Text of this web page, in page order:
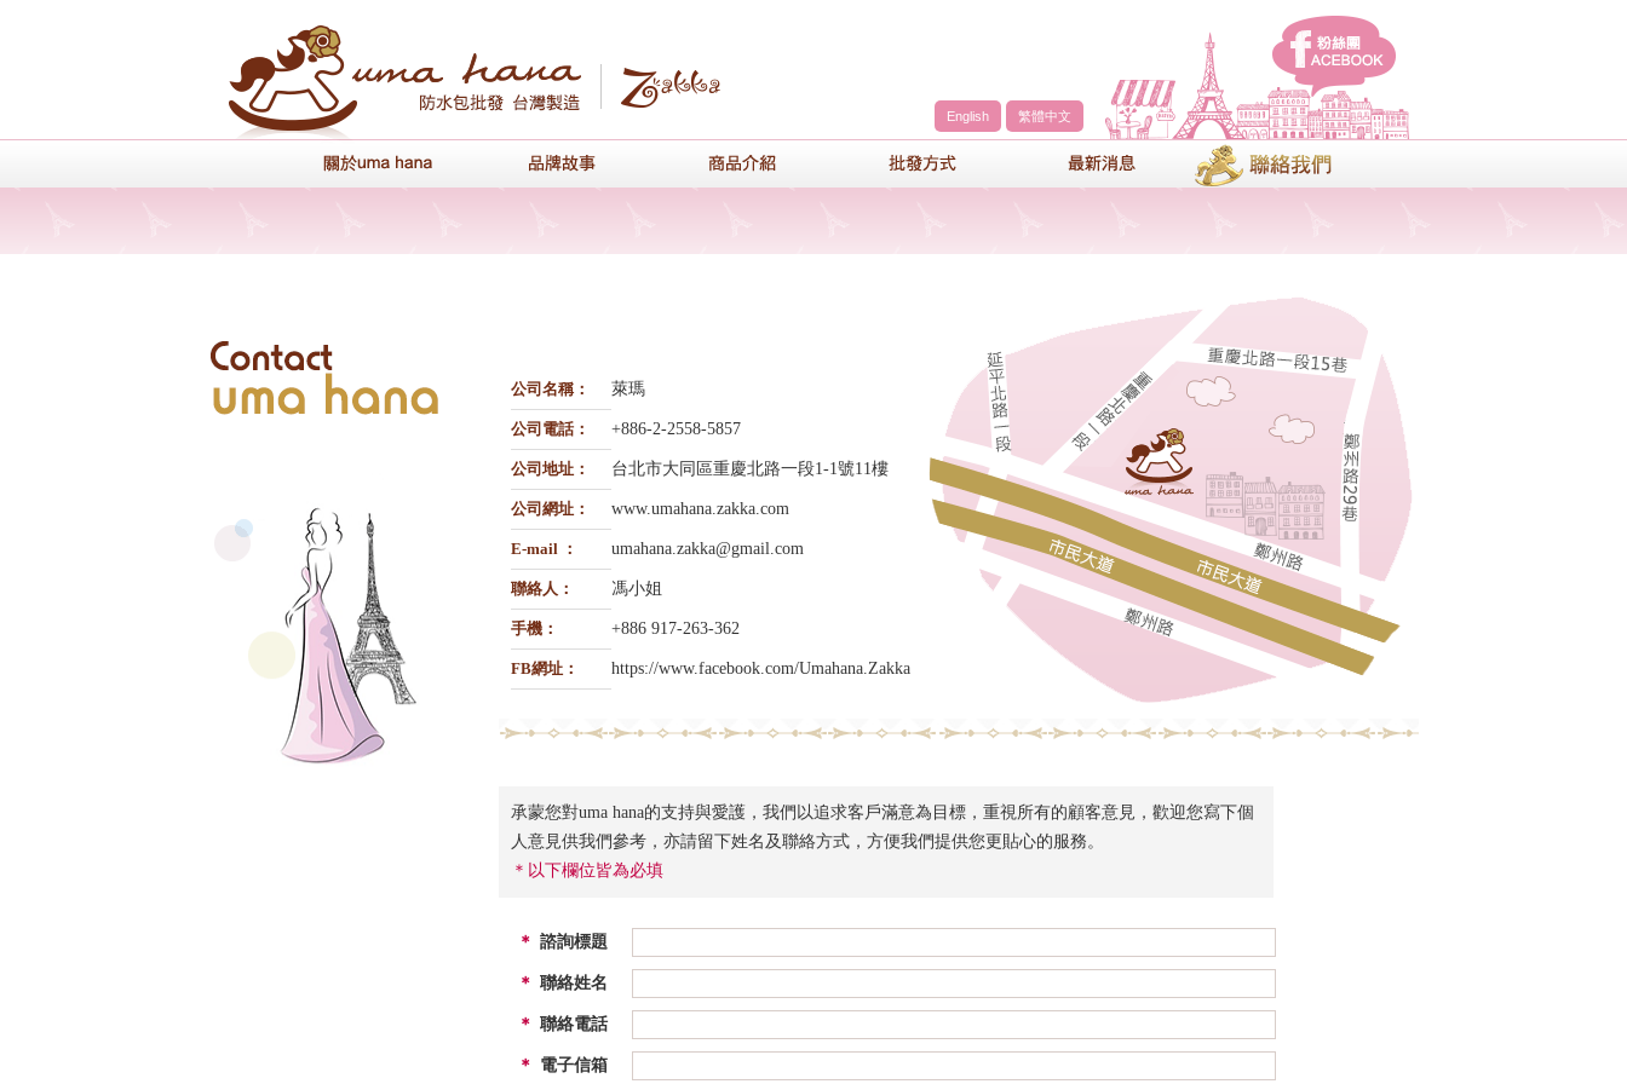
English 繁體中文
關於uma hana 包包批發方式 最新消息
公司名稱： 萊瑪
公司電話： +886-2-2558-5857
公司地址： 台北市大同區重慶北路一段1-1號11樓
公司網址： www.umahana.zakka.com
E-mail ： umahana.zakka@gmail.com
聯絡人： 馮小姐
手機： +886 917-263-362
FB網址： https://www.facebook.com/Umahana.Zakka
承蒙您對uma hana的支持與愛護，我們以追求客戶滿意為目標，重視所有的顧客意見，歡迎您寫下個
人意見供我們參考，亦請留下姓名及聯絡方式，方便我們提供您更貼心的服務。
＊以下欄位皆為必填
＊ 諮詢標題
＊ 聯絡姓名
＊ 聯絡電話
＊ 電子信箱